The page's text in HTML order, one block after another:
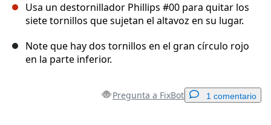
Usa un destornillador Phillips #00 para quitar los
siete tornillos que sujetan el altavoz en su lugar.
Note que hay dos tornillos en el gran círculo rojo
en la parte inferior.
Pregunta a FixBot 1 comentario